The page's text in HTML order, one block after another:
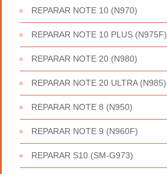
REPARAR NOTE 10 (N970)
REPARAR NOTE 10 PLUS (N975F)
REPARAR NOTE 20 (N980)
REPARAR NOTE 20 ULTRA (N985)
REPARAR NOTE 8 (N950)
REPARAR NOTE 9 (N960F)
REPARAR S10 (SM-G973)